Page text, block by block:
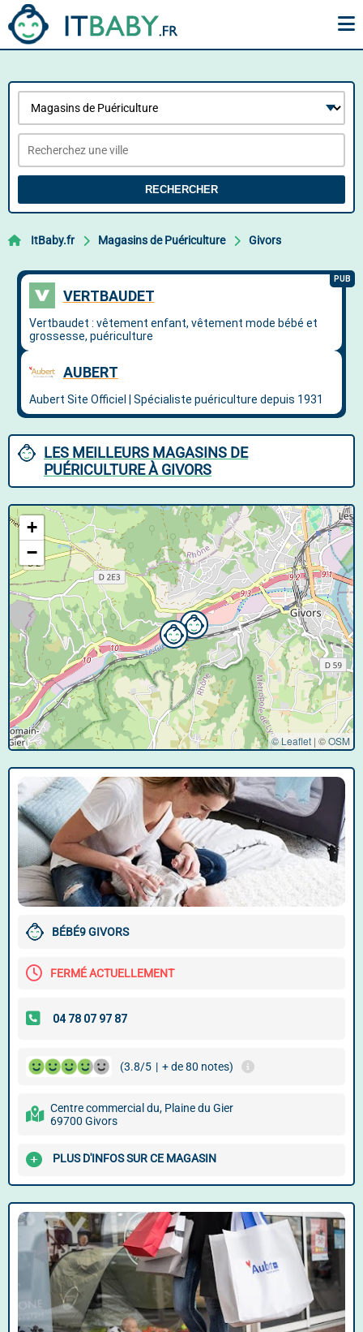
RECHERCHER
ItBaby.fr Magasins de Puériculture Givors
LES MEILLEURS MAGASINS DE
PUÉRICULTURE À GIVORS
+
−
© Leaflet | ©OSM
BÉBÉ9 GIVORS
FERMÉ ACTUELLEMENT
(3.8/5 | + de 80 notes)
Centre commercial du, Plaine du Gier
69700 Givors
PLUS D'INFOS SUR CE MAGASIN